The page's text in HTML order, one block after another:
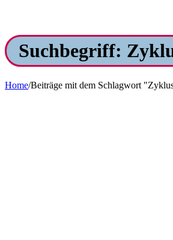
Suchbegriff:
Home/Beiträge mit dem Schlagwort